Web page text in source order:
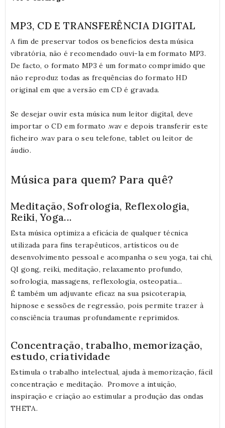
MP3, CD E TRANSFERÊNCIA DIGITAL
A fim de preservar todos os benefícios desta música
vibratória, não é recomendado ouvi-la em formato MP3.
De facto, o formato MP3 é um formato comprimido que
não reproduz todas as frequências do formato HD
original em que a versão em CD é gravada.
Se desejar ouvir esta música num leitor digital, deve
importar o CD em formato .wav e depois transferir este
ficheiro .wav para o seu telefone, tablet ou leitor de
áudio.
Música para quem? Para quê?
Meditação, Sofrologia, Reflexologia,
Reiki, Yoga...
Esta música optimiza a eficácia de qualquer técnica
utilizada para fins terapêuticos, artísticos ou de
desenvolvimento pessoal e acompanha o seu yoga, tai chi,
QI gong, reiki, meditação, relaxamento profundo,
sofrologia, massagens, reflexologia, osteopatia...
É também um adjuvante eficaz na sua psicoterapia,
hipnose e sessões de regressão, pois permite trazer à
consciência traumas profundamente reprimidos.
Concentração, trabalho, memorização,
estudo, criatividade
Estimula o trabalho intelectual, ajuda à memorização, fácil
concentração e meditação. Promove a intuição,
inspiração e criação ao estimular a produção das ondas
THETA.